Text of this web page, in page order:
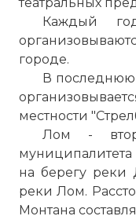
Каждый
городе.
В последнюю
местности
Лом
-
муниципалитета
на берегу реки
рекиЛом.
Монтана